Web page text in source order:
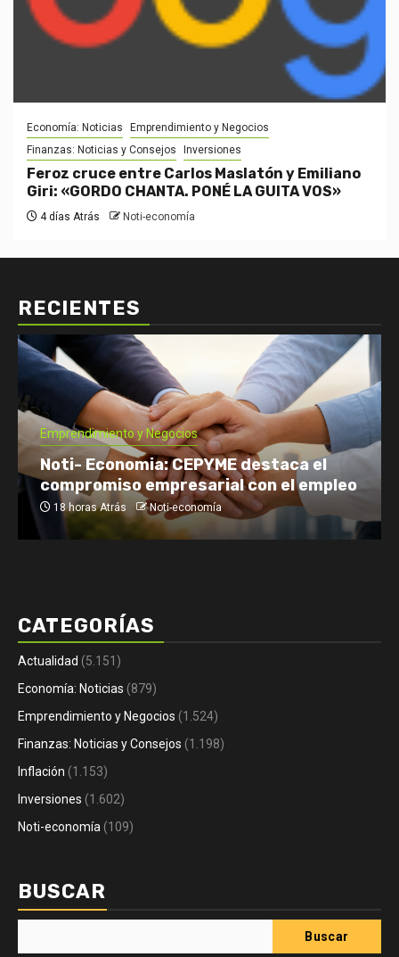
Economía: Noticias
Emprendimiento y Negocios
Finanzas: Noticias y Consejos
Inversiones
Feroz cruce entre Carlos Maslatón y Emiliano
Giri: «GORDO CHANTA. PONÉ LA GUITA VOS»
4 días Atrás Noti-economía
RECIENTES
Emprendimiento y Negocios
Noti- Economia: CEPYME destaca el
compromiso empresarial con el empleo
18 horas Atrás Noti-economía
CATEGORÍAS
Actualidad (5.151)
Economía: Noticias (879)
Emprendimiento y Negocios (1.524)
Finanzas: Noticias y Consejos (1.198)
Inflación (1.153)
Inversiones (1.602)
Noti-economía (109)
BUSCAR
Buscar